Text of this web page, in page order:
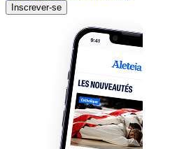
Inscrever-se